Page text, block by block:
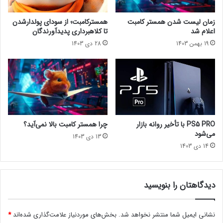
تماشا از یوتیوب lastech پلاس
ت
ش
ر
ش
د
ز
س
ی
م
ز
پ
ش
ت
ب
ا
ن
خ
و
زمان لیست شدن همستر کامبت
اعلام شد
19 بهمن 1403
همسترکامبت؛ از سودای پولدارشدن
تا کلاهبرداری پدیدآورندگان
28 دی 1403
PS5 PRO با تأخیر روانه بازار
می‌شود
14 دی 1403
چرا همستر کامبت بالا نمی‌آید؟
13 دی 1403
دیدگاهتان را بنویسید
نشانی ایمیل شما منتشر نخواهد شد. بخش‌های موردنیاز علامت‌گذاری شده‌اند*